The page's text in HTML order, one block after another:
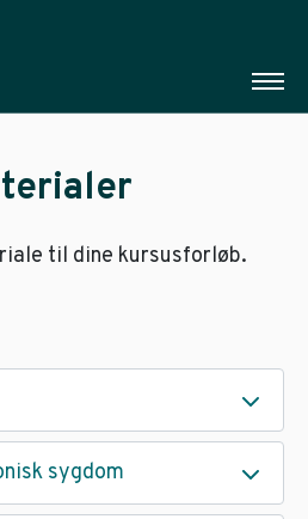
til dine kursusforløb.
sygdom